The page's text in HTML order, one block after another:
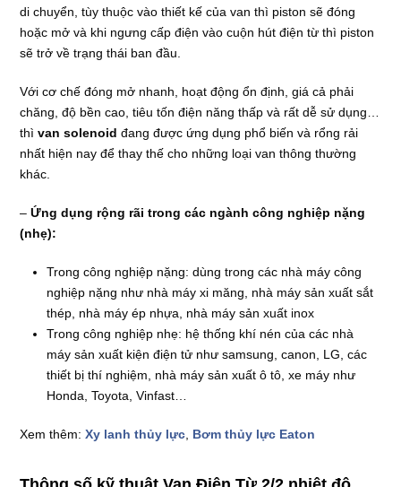
di chuyển, tùy thuộc vào thiết kế của van thì piston sẽ đóng
hoặc mở và khi ngưng cấp điện vào cuộn hút điện từ thì piston
sẽ trở về trạng thái ban đầu.
Với cơ chế đóng mở nhanh, hoạt động ổn định, giá cả phải
chăng, độ bền cao, tiêu tốn điện năng thấp và rất dễ sử dụng…
thìvan solenoid đang được ứng dụng phổ biến và rổng rải
nhất hiện nay để thay thế cho những loại van thông thường
khác.
– Ứng dụng rộng rãi trong các ngành công nghiệp nặng
(nhẹ):
Trong công nghiệp nặng: dùng trong các nhà máy công
nghiệp nặng như nhà máy xi măng, nhà máy sản xuất sắt
thép, nhà máy ép nhựa, nhà máy sản xuất inox
Trong công nghiệp nhẹ: hệ thống khí nén của các nhà
máy sản xuất kiện điện tử như samsung, canon, LG, các
thiết bị thí nghiệm, nhà máy sản xuất ô tô, xe máy như
Honda, Toyota, Vinfast…
Xem thêm:Xy lanh thủy lực Bơm thủy lực Eaton